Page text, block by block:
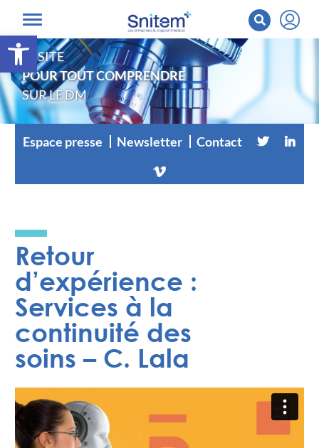
Ouvrir la barre d’outils
LE SITE
POUR TOUT COMPRENDRE
SUR LE DM
Espace presse Newsletter Contact
Retour
d’expérience :
Services à la
continuité des
soins – C. Lala